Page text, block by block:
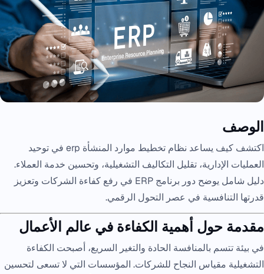
الوصف
اكتشف كيف يساعد نظام تخطيط موارد المنشأة erp في توحيد
العمليات الإدارية، تقليل التكاليف التشغيلية، وتحسين خدمة العملاء.
دليل شامل يوضح دور برنامج ERP في رفع كفاءة الشركات وتعزيز
قدرتها التنافسية في عصر التحول الرقمي.
مقدمة حول أهمية الكفاءة في عالم الأعمال
في بيئة تتسم بالمنافسة الحادة والتغير السريع، أصبحت الكفاءة
التشغيلية مقياس النجاح للشركات. المؤسسات التي لا تسعى لتحسين